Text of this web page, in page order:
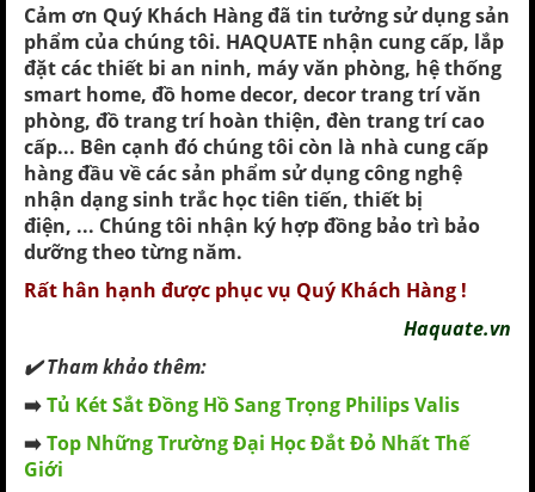
Cảm ơn Quý Khách Hàng đã tin tưởng sử dụng sản
phẩm của chúng tôi. HAQUATE nhận cung cấp, lắp
đặt các thiết bi an ninh, máy văn phòng, hệ thống
smart home, đồ home decor, decor trang trí văn
phòng, đồ trang trí hoàn thiện, đèn trang trí cao
cấp... Bên cạnh đó chúng tôi còn là nhà cung cấp
hàng đầu về các sản phẩm sử dụng công nghệ
nhận dạng sinh trắc học tiên tiến, thiết bị
điện, ... Chúng tôi nhận ký hợp đồng bảo trì bảo
dưỡng theo từng năm.
Rất hân hạnh được phục vụ Quý Khách Hàng !
Haquate.vn
✔️ Tham khảo thêm:
➡️Tủ Két Sắt Đồng Hồ Sang Trọng Philips Valis
➡️Top Những Trường Đại Học Đắt Đỏ Nhất Thế
Giới